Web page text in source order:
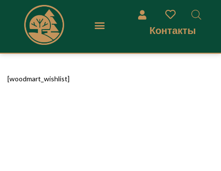
Контакты
[woodmart_wishlist]